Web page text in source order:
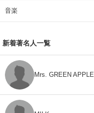
音楽
新着著名人一覧
Mrs. GREEN APPLE